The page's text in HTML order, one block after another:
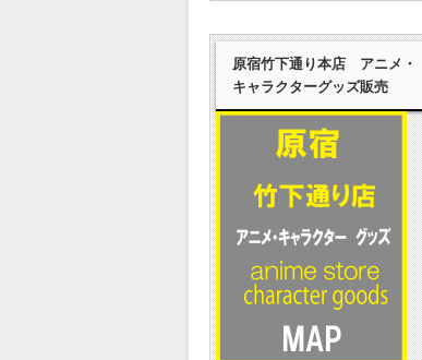
原宿竹下通り本店 アニメ・
キャラクターグッズ販売